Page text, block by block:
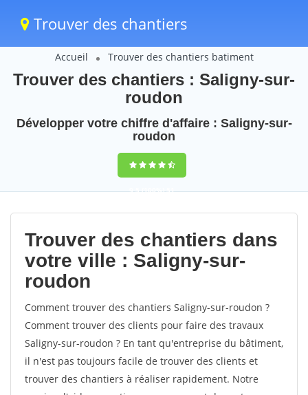
Trouver des chantiers
Accueil Trouver des chantiers batiment
Trouver des chantiers : Saligny-sur-
roudon
Développer votre chiffre d'affaire : Saligny-sur-
roudon
9,5(100%)51
votes
Trouver des chantiers dans
votre ville : Saligny-sur-
roudon
Comment trouver des chantiers Saligny-sur-roudon ?
Comment trouver des clients pour faire des travaux
Saligny-sur-roudon ? En tant qu'entreprise du bâtiment,
il n'est pas toujours facile de trouver des clients et
trouver des chantiers à réaliser rapidement. Notre